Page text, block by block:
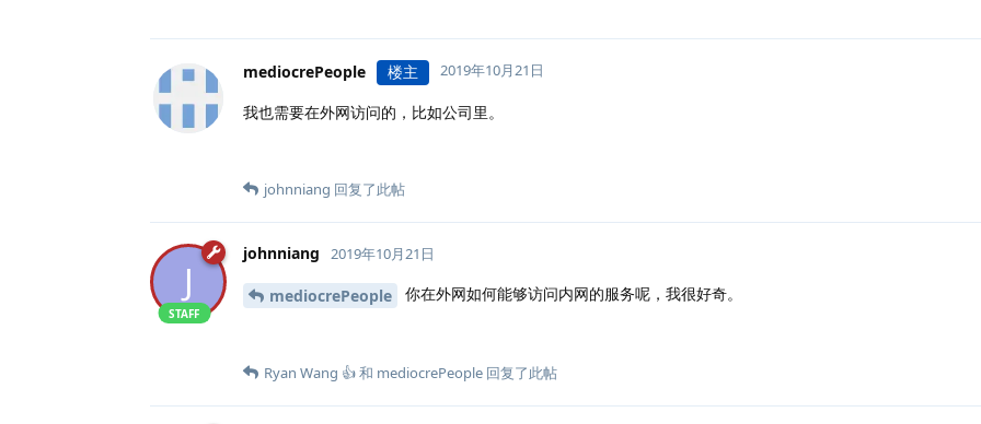
mediocrePeople 楼主 2019年10月21日
我也需要在外网访问的，比如公司里。
johnniang 回复了此帖
J
johnniang
STAFF
2019年10月21日
mediocrePeople 你在外网如何能够访问内网的服务呢，我很好奇。
Ryan Wang 👍和 mediocrePeople 回复了此帖